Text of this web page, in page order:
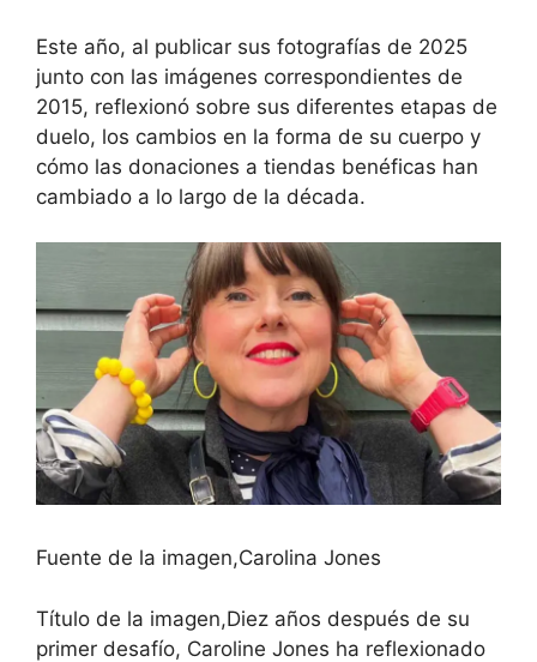
Este año, al publicar sus fotografías de 2025
junto con las imágenes correspondientes de
2015, reflexionó sobre sus diferentes etapas de
duelo, los cambios en la forma de su cuerpo y
cómo las donaciones a tiendas benéficas han
cambiado a lo largo de la década.
Fuente de la imagen,Carolina Jones
Título de la imagen,Diez años después de su
primer desafío, Caroline Jones ha reflexionado